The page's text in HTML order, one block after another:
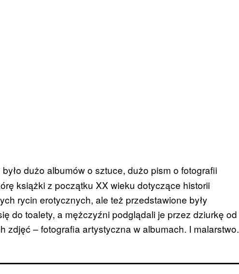
dużo albumów o sztuce, dużo pism o fotografii
książki z początku XX wieku dotyczące historii
rycin erotycznych, ale też przedstawione były
do toalety, a mężczyźni podglądali je przez dziurkę od
zdjęć – fotografia artystyczna w albumach. I malarstwo.